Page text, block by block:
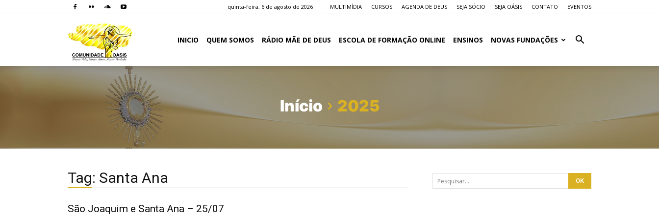
quinta-feira, 6 de agosto de 2026 MULTIMÍDIA CURSOS AGENDA DE DEUS SEJA SÓCIO SEJA OÁSIS CONTATO EVENTOS
Oásis
INICIO QUEM SOMOS RÁDIO MÃE DE DEUS ESCOLA DE FORMAÇÃO ONLINE ENSINOS NOVAS FUNDAÇÕES
Início 2025
Tag: Santa Ana
São Joaquim e Santa Ana – 25/07